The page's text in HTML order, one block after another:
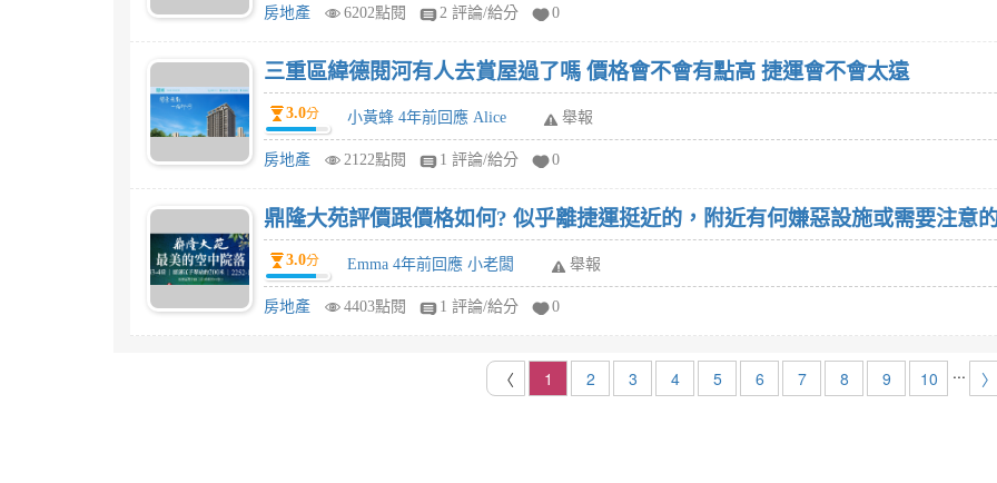
房地產 6202點閱 2 評論/給分 0
三重區緯德閱河有人去賞屋過了嗎 價格會不會有點高 捷運會不會太遠
3.0分 小黃蜂 4年前回應 Alice 舉報
房地產 2122點閱 1 評論/給分 0
鼎隆大苑評價跟價格如何? 似乎離捷運挺近的，附近有何嫌惡設施或需要注意
3.0分 Emma 4年前回應 小老闆 舉報
房地產 4403點閱 1 評論/給分 0
〈 1 2 3 4 5 6 7 8 9 10 ... 〉